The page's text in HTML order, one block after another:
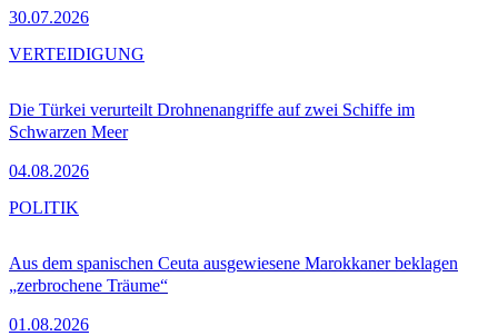
30.07.2026
Die Türkei verurteilt Drohnenangriffe auf zwei Schiffe im
Schwarzen Meer
04.08.2026
VERTEIDIGUNG
Aus dem spanischen Ceuta ausgewiesene Marokkaner beklagen
„zerbrochene Träume“
01.08.2026
POLITIK